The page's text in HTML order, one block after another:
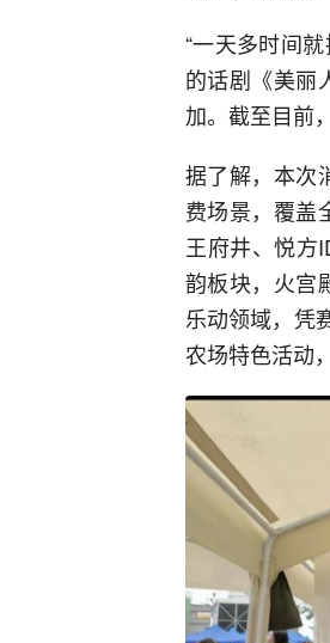
“一天多时间
的话剧《美丽
加。截至目前
据了解，本次
费场景，覆盖
王府井、悦方
韵板块，火宫
乐动领域，凭
农场特色活动